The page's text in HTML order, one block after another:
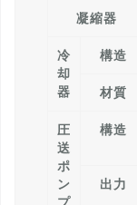
凝縮器
冷
却
器
構造
材質
圧
送
ポ
ン
構造
出力